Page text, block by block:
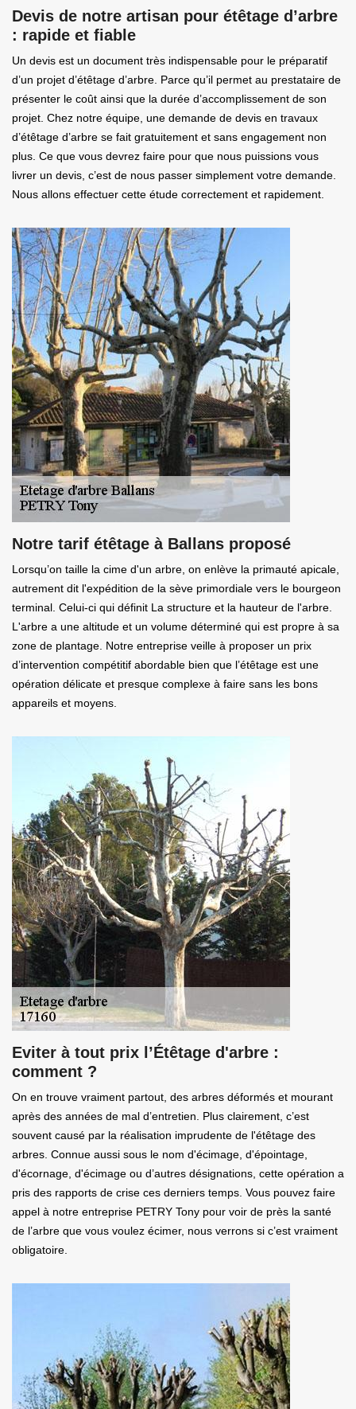
Devis de notre artisan pour étêtage d’arbre
: rapide et fiable
Un devis est un document très indispensable pour le préparatif
d’un projet d’étêtage d’arbre. Parce qu’il permet au prestataire de
présenter le coût ainsi que la durée d’accomplissement de son
projet. Chez notre équipe, une demande de devis en travaux
d’étêtage d’arbre se fait gratuitement et sans engagement non
plus. Ce que vous devrez faire pour que nous puissions vous
livrer un devis, c’est de nous passer simplement votre demande.
Nous allons effectuer cette étude correctement et rapidement.
Notre tarif étêtage à Ballans proposé
Lorsqu’on taille la cime d'un arbre, on enlève la primauté apicale,
autrement dit l'expédition de la sève primordiale vers le bourgeon
terminal. Celui-ci qui définit La structure et la hauteur de l'arbre.
L'arbre a une altitude et un volume déterminé qui est propre à sa
zone de plantage. Notre entreprise veille à proposer un prix
d’intervention compétitif abordable bien que l’étêtage est une
opération délicate et presque complexe à faire sans les bons
appareils et moyens.
Eviter à tout prix l’Étêtage d'arbre :
comment ?
On en trouve vraiment partout, des arbres déformés et mourant
après des années de mal d’entretien. Plus clairement, c’est
souvent causé par la réalisation imprudente de l'étêtage des
arbres. Connue aussi sous le nom d'écimage, d'épointage,
d'écornage, d'écimage ou d’autres désignations, cette opération a
pris des rapports de crise ces derniers temps. Vous pouvez faire
appel à notre entreprise PETRY Tony pour voir de près la santé
de l’arbre que vous voulez écimer, nous verrons si c’est vraiment
obligatoire.